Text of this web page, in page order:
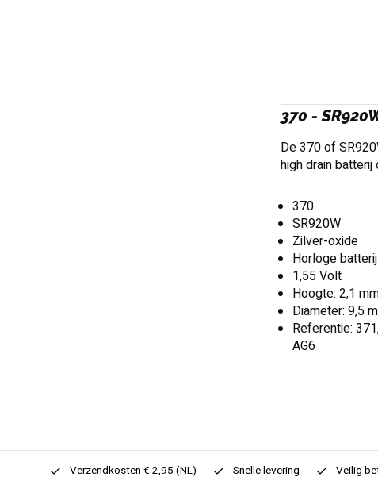
370 -
De 370 of
high drain
370
SR920W
Zilver-oxide
Horloge batterij
1,55 Volt
Hoogte: 2,1
Diameter: 9,5
Referentie:
AG6
Verzendkosten € 2,95 (NL) Snelle levering Veilig